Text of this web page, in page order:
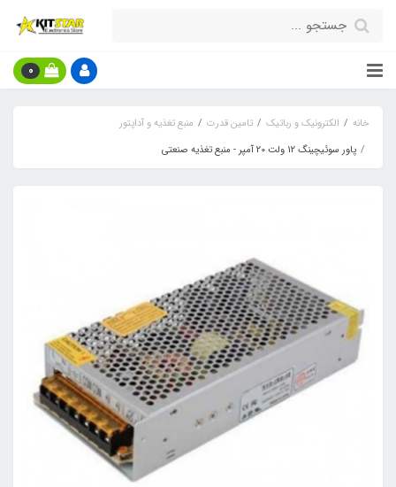
0
خانه الکترونیک و رباتیک تامین قدرت
منبع تغذیه و آداپتور
پاور سوئیچینگ 12 ولت 20 آمپر - منبع تغذیه صنعتی